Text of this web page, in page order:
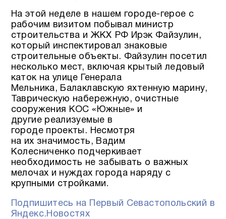
На этой неделе в нашем городе-герое с
рабочим визитом побывал министр
строительства и ЖКХ РФ Ирэк Файзулин,
который инспектировал знаковые
строительные объекты. Файзулин посетил
несколько мест, включая крытый ледовый
каток на улице Генерала
Мельника, Балаклавскую яхтенную марину,
Таврическую набережную, очистные
сооружения КОС «Южные» и
другие реализуемые в
городе проекты. Несмотря
на их значимость, Вадим
Колесниченко подчеркивает
необходимость не забывать о важных
мелочах и нуждах города наряду с
крупными стройками.
Подпишитесь на Первый Севастопольский в
Яндекс.Новостях